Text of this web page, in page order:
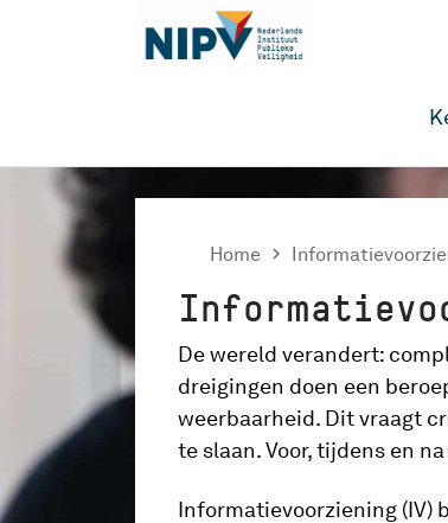
Home 
De wereld verandert:
dreigingen doen een
weerbaarheid. Dit vraagt
te slaan. Voor, tijdens en
Informatievoorziening (IV)